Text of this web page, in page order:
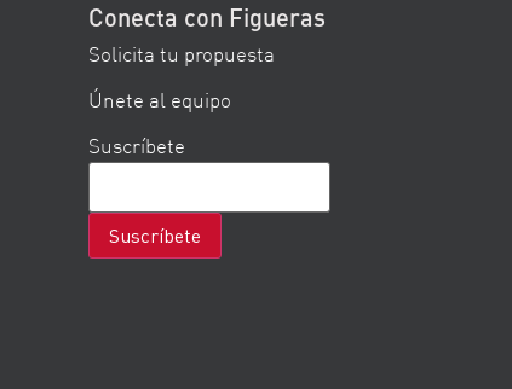
Conecta con Figueras
Solicita tu propuesta
Únete al equipo
Suscríbete